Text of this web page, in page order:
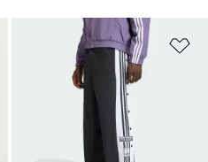
Zur Wunschliste hinzufügen